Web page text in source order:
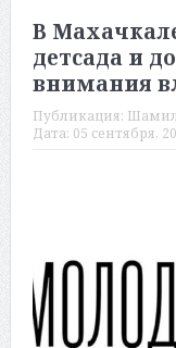
В
детсада и
внимания
Публикация:
Дата: 05 сентября,